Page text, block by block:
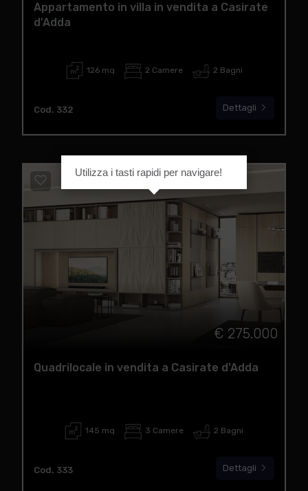
Appartamento in villa in vendita a Casirate
d'Adda
126 mq 2 Camere 2 Bagni
Cod. 332 Dettagli
€ 275.000
Quadrilocale in vendita a Casirate d'Adda
145 mq 3 Camere 2 Bagni
Cod. 333 Dettagli
Utilizza i tasti rapidi per navigare!